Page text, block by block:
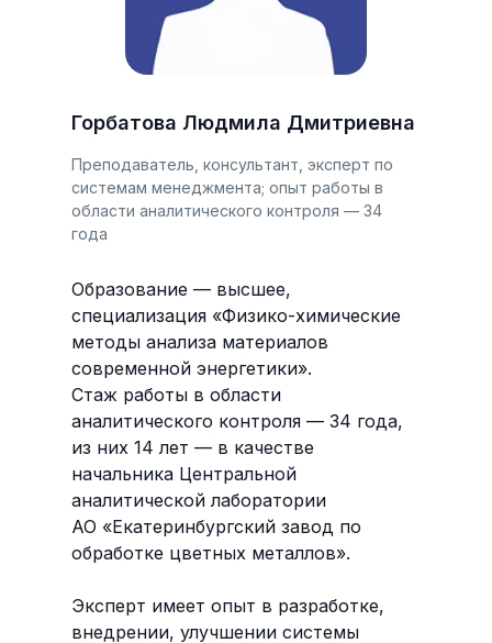
Горбатова Людмила Дмитриевна
Преподаватель, консультант, эксперт по
системам менеджмента; опыт работы в
области аналитического контроля — 34
года
Образование — высшее,
специализация «Физико-химические
методы анализа материалов
современной энергетики».
Стаж работы в области
аналитического контроля — 34 года,
из них 14 лет — в качестве
начальника Центральной
аналитической лаборатории
АО «Екатеринбургский завод по
обработке цветных металлов».
Эксперт имеет опыт в разработке,
внедрении, улучшении системы